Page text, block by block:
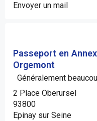
Envoyer un mail
Passeport en
Orgemont
Généralement
2 Place Oberursel
93800
Epinay sur Seine